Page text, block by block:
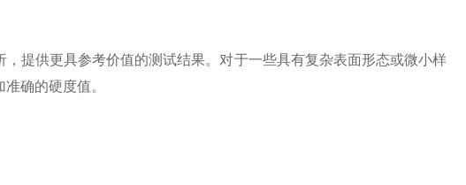
供更具参考价值的测试结果。对于一些具有复杂表面形态或微小样
确的硬度值。